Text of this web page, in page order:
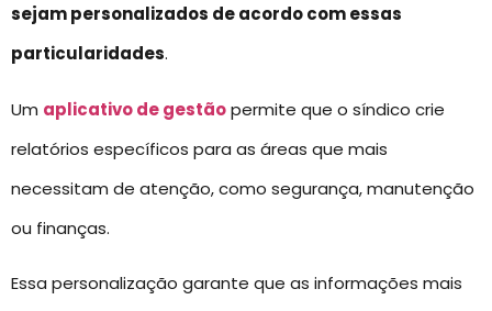
sejam personalizados de acordo com essas
particularidades.
Um aplicativo de gestãopermite que o síndico crie
relatórios específicos para as áreas que mais
necessitam de atenção, como segurança, manutenção
ou finanças.
Essa personalização garante que as informações mais